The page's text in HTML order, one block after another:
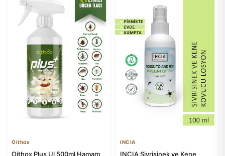
Oithox
Oithox Plus Ul 500ml Hamam
INCIA
INCIA Sivrisinek ve Kene